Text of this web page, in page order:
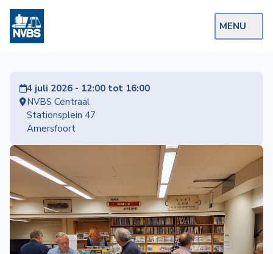
MENU
Op de Rails
NVBS Actueel
Afdelingen
Excursies
Actueel
Ons
aanbod
4 juli 2026 - 12:00 tot 16:00
NVBS Centraal
Stationsplein 47
Amersfoort